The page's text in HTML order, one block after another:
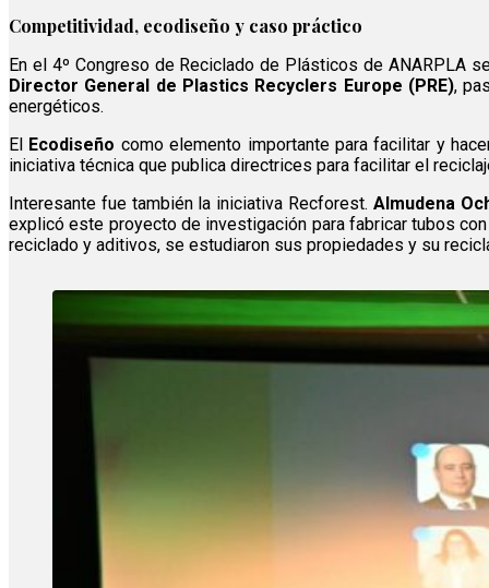
Competitividad, ecodiseño y caso práctico
En el 4º Congreso de Reciclado de Plásticos de ANARPLA
Director General de Plastics Recyclers Europe (PRE),
energéticos.
El
Ecodiseño como elemento importante para facilitar y
iniciativa técnica que publica directrices para facilitar el
Interesante fue también la iniciativa Recforest. Almudena
explicó este proyecto de investigación para fabricar tubos
reciclado y aditivos, se estudiaron sus propiedades y su